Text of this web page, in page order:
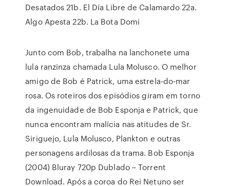
Desatados 21b. El Día Libre de Calamardo 22a.
Algo Apesta 22b. La Bota Domi
Junto com Bob, trabalha na lanchonete uma
lula ranzinza chamada Lula Molusco. O melhor
amigo de Bob é Patrick, uma estrela-do-mar
rosa. Os roteiros dos episódios giram em torno
da ingenuidade de Bob Esponja e Patrick, que
nunca encontram malícia nas atitudes de Sr.
Siriguejo, Lula Molusco, Plankton e outras
personagens ardilosas da trama. Bob Esponja
(2004) Bluray 720p Dublado – Torrent
Download. Após a coroa do Rei Netuno ser